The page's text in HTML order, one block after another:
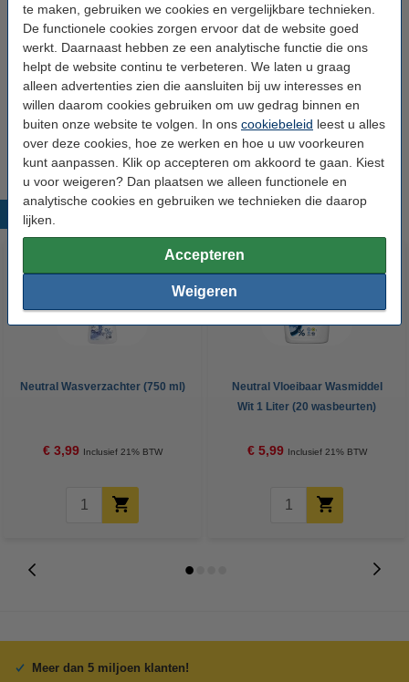
te maken, gebruiken we cookies en vergelijkbare technieken.
De functionele cookies zorgen ervoor dat de website goed
werkt. Daarnaast hebben ze een analytische functie die ons
helpt de website continu te verbeteren. We laten u graag
alleen advertenties zien die aansluiten bij uw interesses en
willen daarom cookies gebruiken om uw gedrag binnen en
buiten onze website te volgen. In ons cookiebeleid leest u alles
over deze cookies, hoe ze werken en hoe u uw voorkeuren
kunt aanpassen. Klik op accepteren om akkoord te gaan. Kiest
u voor weigeren? Dan plaatsen we alleen functionele en
analytische cookies en gebruiken we technieken die daarop
lijken.
Accepteren
Weigeren
Type verpakking: Enkel
Aanbieding:
6 flessen - 120 wasbeurten
€ 34,99
Neutral Wasverzachter (750 ml)
€ 3,99 Inclusief 21% BTW
Neutral Vloeibaar Wasmiddel
Wit 1 Liter (20 wasbeurten)
€ 5,99 Inclusief 21% BTW
Meer dan 5 miljoen klanten!